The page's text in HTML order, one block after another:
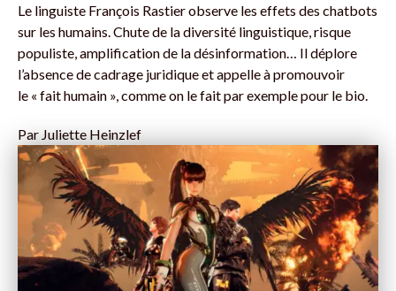
Le linguiste François Rastier observe les effets des chatbots
sur les humains. Chute de la diversité linguistique, risque
populiste, amplification de la désinformation… Il déplore
l’absence de cadrage juridique et appelle à promouvoir
le « fait humain », comme on le fait par exemple pour le bio.
ParJuliette Heinzlef